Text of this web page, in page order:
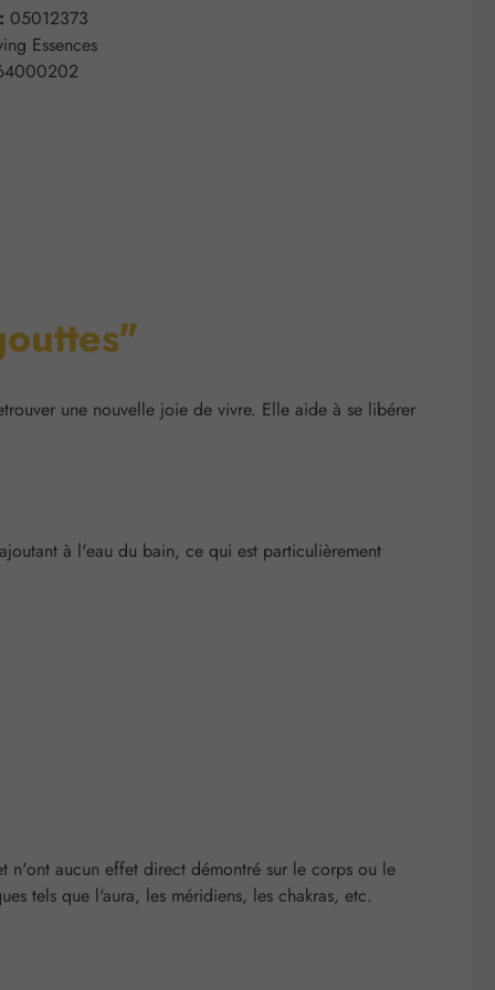
05012373
Essences
une nouvelle joie de vivre. Elle aide à se libérer
à l'eau du bain, ce qui est particulièrement
n'ont aucun effet direct démontré sur le corps ou le
tels que l'aura, les méridiens, les chakras, etc.